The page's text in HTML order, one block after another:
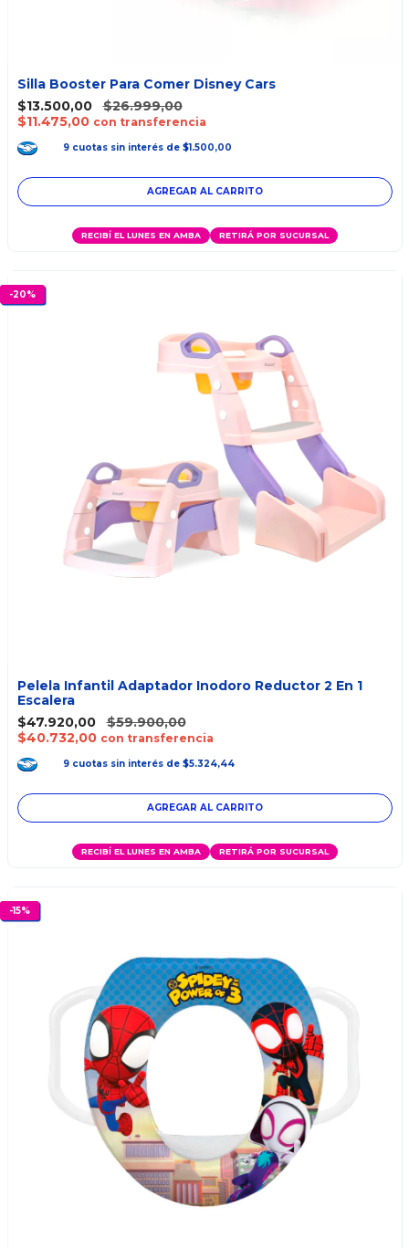
Silla Booster Para Comer Disney Cars
$13.500,00
$26.999,00
$11.475,00 con transferencia
9 cuotas sin interés de $1.500,00
RECIBÍ EL LUNES EN AMBA RETIRÁ POR SUCURSAL
-20%
Pelela Infantil Adaptador Inodoro Reductor 2 En 1
Escalera
$47.920,00
$59.900,00
$40.732,00 con transferencia
9 cuotas sin interés de $5.324,44
AGREGAR AL CARRITO
RECIBÍ EL LUNES EN AMBA RETIRÁ POR SUCURSAL
-15%